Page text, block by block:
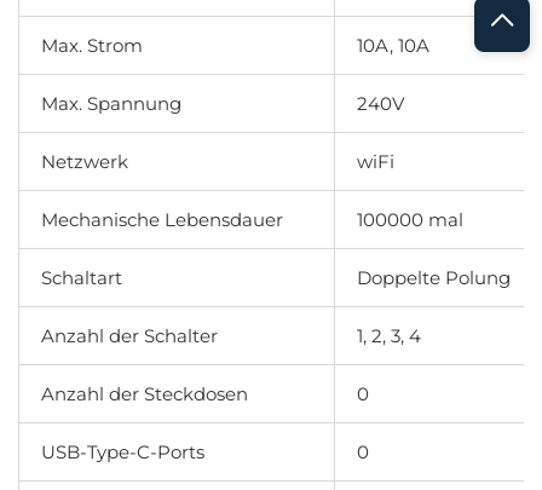
Max. Strom 10A, 10A
Max. Spannung 240V
Netzwerk wiFi
Mechanische Lebensdauer 100000 mal
Schaltart Doppelte Polung
Anzahl der Schalter 1, 2, 3, 4
Anzahl der Steckdosen 0
USB-Type-C-Ports 0